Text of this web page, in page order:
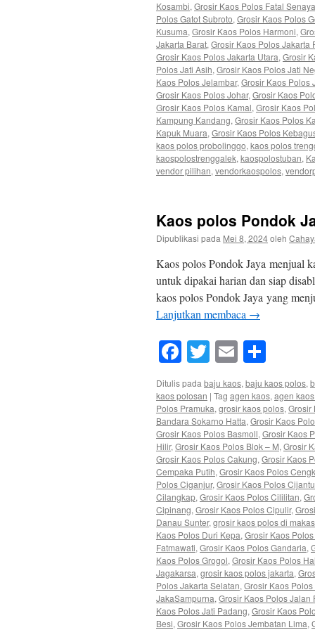
Kosambi,Grosir Kaos Polos Fatal
Polos Gatot Subroto,Grosir Kaos Polos
Kusuma,Grosir Kaos Polos Harmoni,
Jakarta Barat,Grosir Kaos Polos Jakarta
Grosir Kaos Polos Jakarta Utara,Grosir
Polos Jati Asih,Grosir Kaos Polos Jati
Kaos Polos Jelambar,Grosir Kaos Polos
Grosir Kaos Polos Johar,Grosir Kaos
Grosir Kaos Polos Kamal,Grosir Kaos
Kampung Kandang,Grosir Kaos Polos
Kapuk Muara,Grosir Kaos Polos
kaos polos probolinggo,kaos polos
kaospolostrenggalek,kaospolostuban,
vendor pilihan,vendorkaospolos,
Kaos polos Pondok
Dipublikasi pada Mei 8, 2024oleh
Kaos polos Pondok Jaya menjual
untuk dipakai harian dan siap
kaos polos Pondok Jaya yang
Lanjutkan membaca →
Facebook
Twitter
Email
Ditulis pada baju kaos, baju kaos polos,
kaos polosan | Tag agen kaos, agen
Polos Pramuka, grosir kaos polos, Grosir
Bandara Sokarno Hatta, Grosir Kaos
Grosir Kaos Polos Basmoll, Grosir Kaos
Hilir, Grosir Kaos Polos Blok – M, Grosir
Grosir Kaos Polos Cakung, Grosir Kaos
Cempaka Putih, Grosir Kaos Polos
Polos Ciganjur, Grosir Kaos Polos
Cilangkap, Grosir Kaos Polos Cililitan,
Cipinang, Grosir Kaos Polos Cipulir,
Danau Sunter, grosir kaos polos di
Kaos Polos Duri Kepa, Grosir Kaos
Fatmawati, Grosir Kaos Polos Gandaria,
Kaos Polos Grogol, Grosir Kaos Polos
Jagakarsa, grosir kaos polos jakarta,
Polos Jakarta Selatan, Grosir Kaos
JakaSampurna, Grosir Kaos Polos Jalan
Kaos Polos Jati Padang, Grosir Kaos
Besi, Grosir Kaos Polos Jembatan Lima,